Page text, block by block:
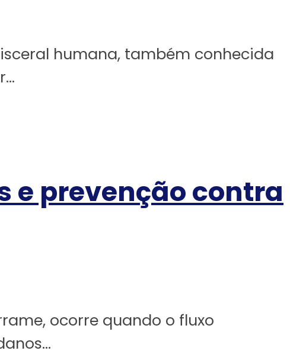
humana, também conhecida
e prevenção contra
ocorre quando o fluxo